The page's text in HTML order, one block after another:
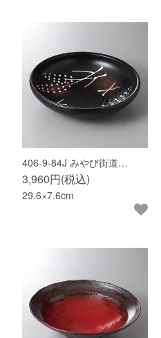
406-9-84J みやび街道…
3,960円(税込)
29.6×7.6cm